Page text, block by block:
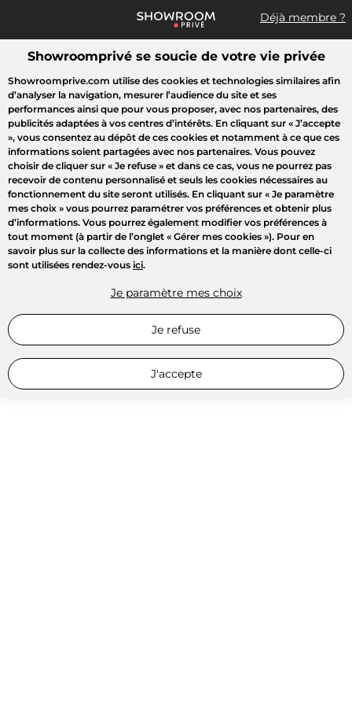
Déjà membre ?
Que recherchez-vous ?
Toutes les ventes Mode Sport Voyages Enfant
Showroomprivé se soucie de votre vie privée
Showroomprive.com utilise des cookies et technologies similaires afin
d’analyser la navigation, mesurer l’audience du site et ses
performances ainsi que pour vous proposer, avec nos partenaires, des
publicités adaptées à vos centres d’intérêts. En cliquant sur « J’accepte
», vous consentez au dépôt de ces cookies et notamment à ce que ces
informations soient partagées avec nos partenaires. Vous pouvez
choisir de cliquer sur « Je refuse » et dans ce cas, vous ne pourrez pas
recevoir de contenu personnalisé et seuls les cookies nécessaires au
fonctionnement du site seront utilisés. En cliquant sur « Je paramètre
mes choix » vous pourrez paramétrer vos préférences et obtenir plus
d’informations. Vous pourrez également modifier vos préférences à
tout moment (à partir de l’onglet « Gérer mes cookies »). Pour en
savoir plus sur la collecte des informations et la manière dont celle-ci
sont utilisées rendez-vous ici.
Je paramètre mes choix
Je refuse
J'accepte